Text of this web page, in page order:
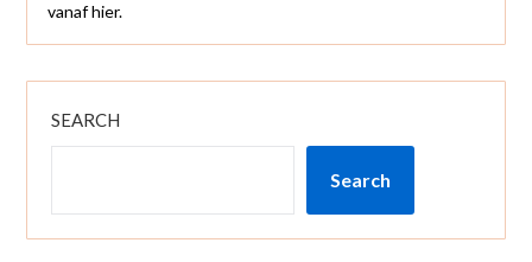
vanaf hier.
SEARCH
Search